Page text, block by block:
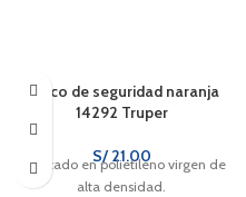
Casco de seguridad naranja
14292 Truper
S/21.00
Fabricado en polietileno virgen de
alta densidad.